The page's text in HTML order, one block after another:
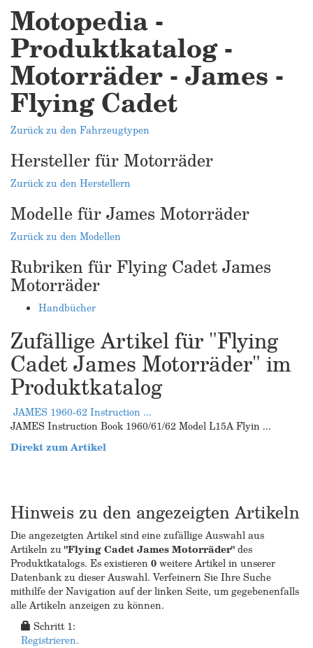
Motopedia -
Produktkatalog -
Motorräder - James -
Flying Cadet
Zurück zu den Fahrzeugtypen
Hersteller für Motorräder
Zurück zu den Herstellern
Modelle für James Motorräder
Zurück zu den Modellen
Rubriken für Flying Cadet James
Motorräder
Handbücher
Zufällige Artikel für "Flying
Cadet James Motorräder" im
Produktkatalog
JAMES 1960-62 Instruction ...
JAMES Instruction Book 1960/61/62 Model L15A Flyin ...
Direkt zum Artikel
Hinweis zu den angezeigten Artikeln
Die angezeigten Artikel sind eine zufällige Auswahl aus
Artikeln zu"Flying Cadet James Motorräder"des
Produktkatalogs. Es existieren0weitere Artikel in unserer
Datenbank zu dieser Auswahl. Verfeinern Sie Ihre Suche
mithilfe der Navigation auf der linken Seite, um gegebenenfalls
alle Artikeln anzeigen zu können.
Schritt 1:
Registrieren.